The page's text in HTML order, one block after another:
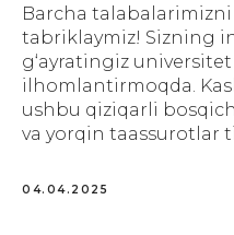
Barcha
tabriklaymiz! Sizning
g‘ayratingiz
ilhomlantirmoqda.
ushbu qiziqarli
va yorqin taassurotlar
04.04.2025